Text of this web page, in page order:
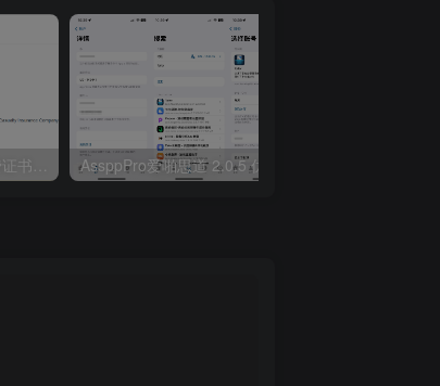
AssppPro爱啪思道 2.0.5 优化版